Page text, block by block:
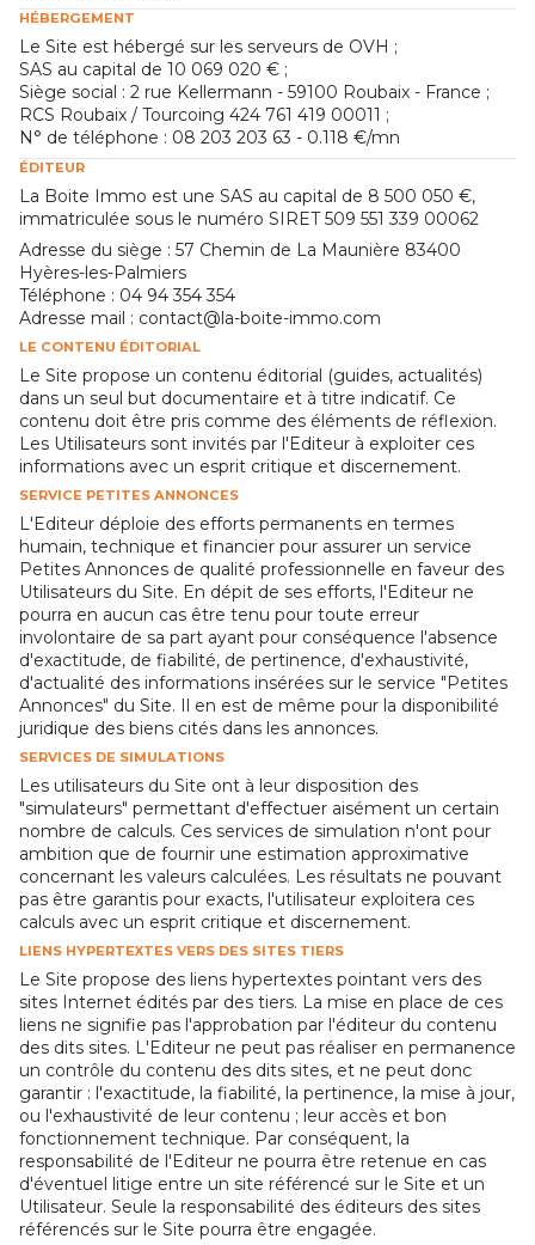
HÉBERGEMENT
Le Site est hébergé sur les serveurs de OVH ;
SAS au capital de 10 069 020 € ;
Siège social : 2 rue Kellermann - 59100 Roubaix - France ;
RCS Roubaix / Tourcoing 424 761 419 00011 ;
N° de téléphone : 08 203 203 63 - 0.118 €/mn
ÉDITEUR
La Boite Immo est une SAS au capital de 8 500 050 €,
immatriculée sous le numéro SIRET 509 551 339 00062
Adresse du siège : 57 Chemin de La Maunière 83400
Hyères-les-Palmiers
Téléphone : 04 94 354 354
Adresse mail : contact@la-boite-immo.com
LE CONTENU ÉDITORIAL
Le Site propose un contenu éditorial (guides, actualités)
dans un seul but documentaire et à titre indicatif. Ce
contenu doit être pris comme des éléments de réflexion.
Les Utilisateurs sont invités par l'Editeur à exploiter ces
informations avec un esprit critique et discernement.
SERVICE PETITES ANNONCES
L'Editeur déploie des efforts permanents en termes
humain, technique et financier pour assurer un service
Petites Annonces de qualité professionnelle en faveur des
Utilisateurs du Site. En dépit de ses efforts, l'Editeur ne
pourra en aucun cas être tenu pour toute erreur
involontaire de sa part ayant pour conséquence l'absence
d'exactitude, de fiabilité, de pertinence, d'exhaustivité,
d'actualité des informations insérées sur le service "Petites
Annonces" du Site. Il en est de même pour la disponibilité
juridique des biens cités dans les annonces.
SERVICES DE SIMULATIONS
Les utilisateurs du Site ont à leur disposition des
"simulateurs" permettant d'effectuer aisément un certain
nombre de calculs. Ces services de simulation n'ont pour
ambition que de fournir une estimation approximative
concernant les valeurs calculées. Les résultats ne pouvant
pas être garantis pour exacts, l'utilisateur exploitera ces
calculs avec un esprit critique et discernement.
LIENS HYPERTEXTES VERS DES SITES TIERS
Le Site propose des liens hypertextes pointant vers des
sites Internet édités par des tiers. La mise en place de ces
liens ne signifie pas l'approbation par l'éditeur du contenu
des dits sites. L'Editeur ne peut pas réaliser en permanence
un contrôle du contenu des dits sites, et ne peut donc
garantir : l'exactitude, la fiabilité, la pertinence, la mise à jour,
ou l'exhaustivité de leur contenu ; leur accès et bon
fonctionnement technique. Par conséquent, la
responsabilité de l'Editeur ne pourra être retenue en cas
d'éventuel litige entre un site référencé sur le Site et un
Utilisateur. Seule la responsabilité des éditeurs des sites
référencés sur le Site pourra être engagée.